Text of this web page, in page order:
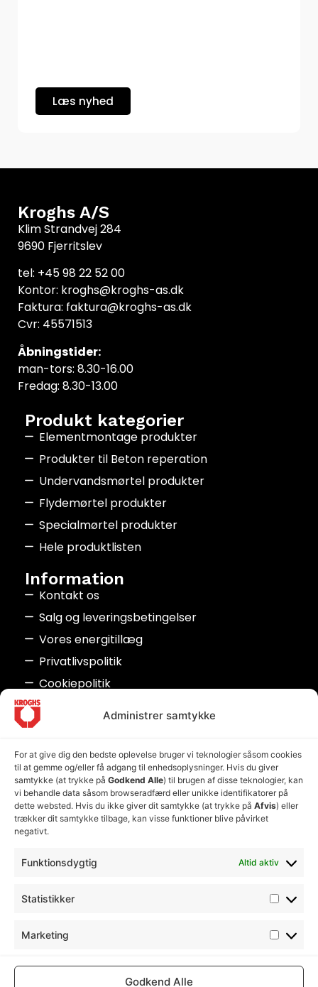
Administrer samtykke
For at give dig den bedste oplevelse bruger vi teknologier såsom cookies
til at gemme og/eller få adgang til enhedsoplysninger. Hvis du giver
samtykke (at trykke på Godkend Alle) til brugen af disse teknologier, kan
vi behandle data såsom browseradfærd eller unikke identifikatorer på
dette websted. Hvis du ikke giver dit samtykke (at trykke på Afvis) eller
trækker dit samtykke tilbage, kan visse funktioner blive påvirket
negativt.
Funktionsdygtig Altid aktiv
Statistikker
Marketing
Godkend Alle
Læs nyhed
Kroghs A/S
Klim Strandvej 284
9690 Fjerritslev
tel: +45 98 22 52 00
Kontor: kroghs@kroghs-as.dk
Faktura: faktura@kroghs-as.dk
Cvr: 45571513
Åbningstider:
man-tors: 8.30-16.00
Fredag: 8.30-13.00
Produkt kategorier
Elementmontage produkter
Produkter til Beton reperation
Undervandsmørtel produkter
Flydemørtel produkter
Specialmørtel produkter
Hele produktlisten
Information
Kontakt os
Salg og leveringsbetingelser
Vores energitillæg
Privatlivspolitik
Cookiepolitik
Seneste nyheder
Nyt råvaretillæg
Kære kunde, Situationen den seneste tid har
desværre udviklet sig således, at
Læs nyheden
15. april 2026
oliepriser, ser Kroghs Beton & Mørtel